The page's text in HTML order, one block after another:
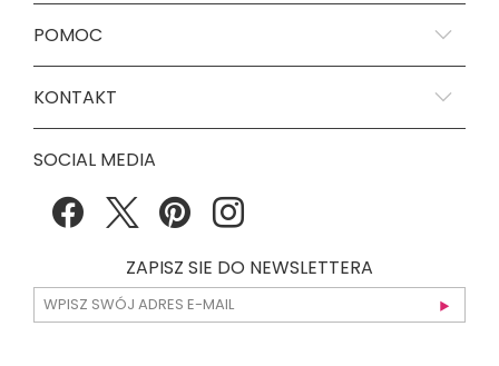
POMOC
KONTAKT
SOCIAL MEDIA
ZAPISZ SIE DO NEWSLETTERA